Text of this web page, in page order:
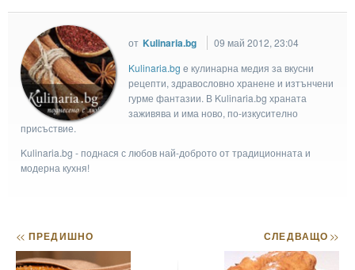
от Kulinaria.bg
09 май 2012, 23:04
Kulinaria.bg e кулинарна медия за вкусни
рецепти, здравословно хранене и изтънчени
гурме фантазии. В Kulinaria.bg храната
заживява и има ново, по-изкусително
присъствие.
Kulinaria.bg - поднася с любов най-доброто от традиционната и
модерна кухня!
<< ПРЕДИШНО СЛЕДВАЩО>>